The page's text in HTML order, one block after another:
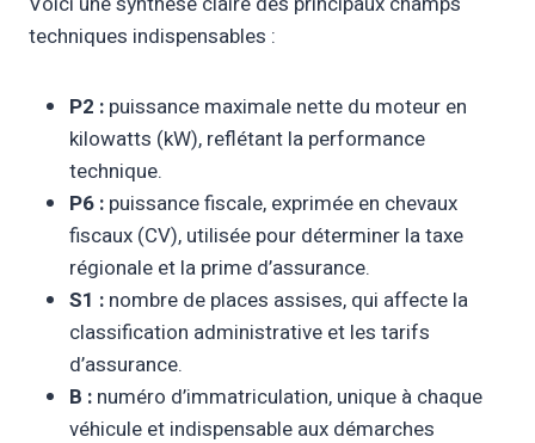
techniques indispensables :
P2 : puissance maximale nette du moteur en
kilowatts (kW), reflétant la performance
technique.
P6 : puissance fiscale, exprimée en chevaux
fiscaux (CV), utilisée pour déterminer la taxe
régionale et la prime d’assurance.
S1 : nombre de places assises, qui affecte la
classification administrative et les tarifs
d’assurance.
B : numéro d’immatriculation, unique à chaque
véhicule et indispensable aux démarches